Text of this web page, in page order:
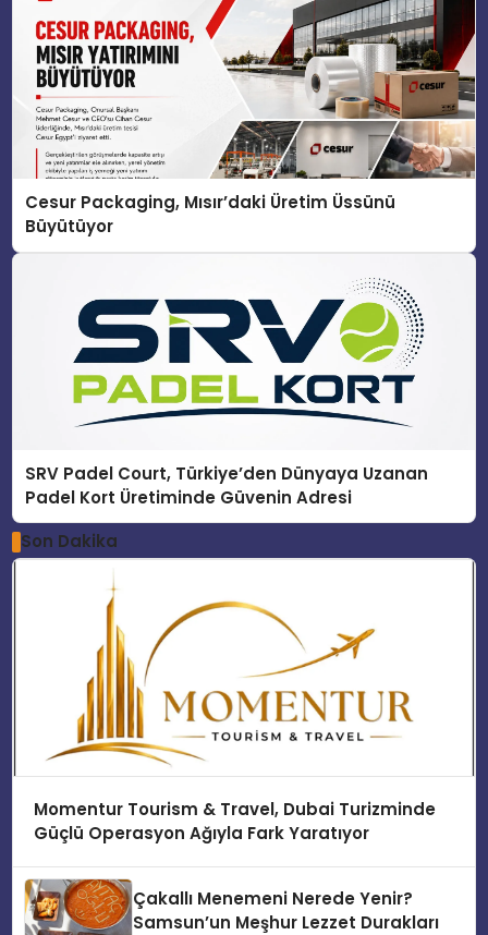
Cesur Packaging, Mısır’daki Üretim Üssünü
Büyütüyor
SRV Padel Court, Türkiye’den Dünyaya Uzanan
Padel Kort Üretiminde Güvenin Adresi
Son Dakika
Momentur Tourism & Travel, Dubai Turizminde
Güçlü Operasyon Ağıyla Fark Yaratıyor
Çakallı Menemeni Nerede Yenir?
Samsun’un Meşhur Lezzet Durakları